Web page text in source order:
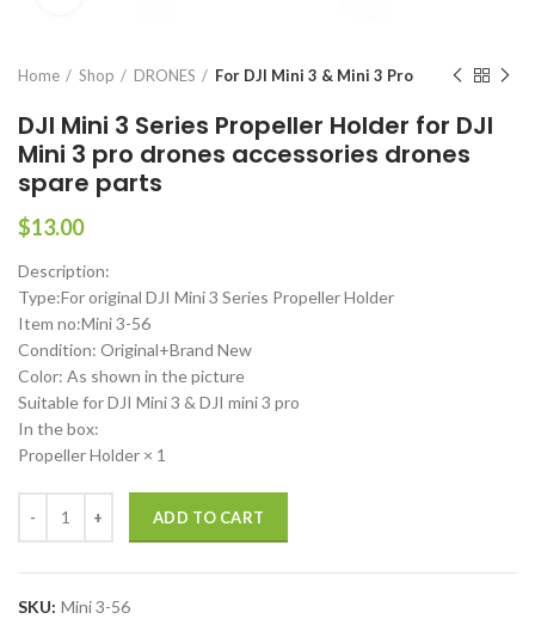
Home Shop DRONES For DJI Mini 3 & Mini 3 Pro
DJI Mini 3 Series Propeller Holder for DJI
Mini 3 pro drones accessories drones
spare parts
$13.00
Description:
Type:For original DJI Mini 3 Series Propeller Holder
Item no:Mini 3-56
Condition: Original+Brand New
Color: As shown in the picture
Suitable for DJI Mini 3 & DJI mini 3 pro
In the box:
Propeller Holder × 1
ADD TO CART
SKU: Mini 3-56